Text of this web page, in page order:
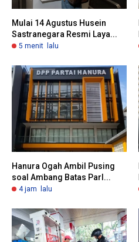
Mulai 14 Agustus Husein
Sastranegara Resmi Laya...
5 menit lalu
Hanura Ogah Ambil Pusing
soal Ambang Batas Parl...
4 jam lalu